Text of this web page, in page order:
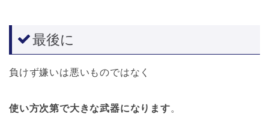
最後に
負けず嫌いは悪いものではなく
使い方次第で大きな武器になります。